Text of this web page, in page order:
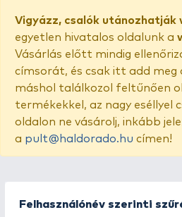
Vigyázz, csalók utánozhatják
egyetlen hivatalos oldalunk a
Vásárlás előtt mindig
címsorát, és csak itt add meg
máshol találkozol feltűnően
termékekkel, az nagy eséllyel
oldalon ne vásárolj, inkább
a pult@haldorado.hu címen!
Felhasználónév szerinti